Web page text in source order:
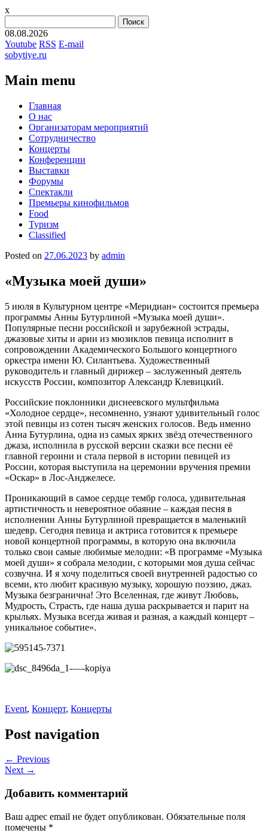
x
08.08.2026
Youtube RSS E-mail
sobytiye.ru
Main menu
Skip
content
Главная
О нас
Организаторам мероприятий
Сотрудничество
Концерты
Конференции
Выставки
Форумы
Спектакли
Премьеры кинофильмов
Food
Туризм
Сlassified
Posted on 27.06.2023 by admin
«Музыка моей души»
5 июля в Культурном центре «Меридиан» состоится премьера
программы Анны Бутурлиной «Музыка моей души».
Популярные песни российской и зарубежной эстрады,
джазовые хиты и арии из мюзиклов певица исполнит в
сопровождении Академического Большого концертного
оркестра имени Ю. Силантьева. Художественный
руководитель и главный дирижер – заслуженный деятель
искусств России, композитор Александр Клевицкий.
Российские поклонники диснеевского мультфильма
«Холодное сердце», несомненно, узнают удивительный голос
этой певицы из сотен тысяч женских голосов. Ведь именно
Анна Бутурлина, одна из самых ярких звёзд отечественного
джаза, исполнила в русской версии сказки все песни её
главной героини и стала первой в истории певицей из
России, которая выступила на церемонии вручения премии
«Оскар» в Лос-Анджелесе.
Проникающий в самое сердце тембр голоса, удивительная
артистичность и невероятное обаяние – каждая песня в
исполнении Анны Бутурлиной превращается в маленький
шедевр. Сегодня певица и актриса готовится к премьере
новой концертной программы, в которую она включила
только свои самые любимые мелодии: «В программе «Музыка
моей души» я собрала мелодии, с которыми моя душа сейчас
созвучна. И я хочу поделиться своей внутренней радостью со
всеми, кто любит красивую музыку, хорошую поэзию, джаз.
Музыка безгранична! Это Вселенная, где живут Любовь,
Мудрость, Страсть, где наша душа раскрывается и парит на
крыльях. Музыка всегда живая и разная, а каждый концерт –
уникальное событие».
Event, Концерт, Концерты
Post navigation
← Previous
Next →
Добавить комментарий
Ваш адрес email не будет опубликован. Обязательные поля
помечены *